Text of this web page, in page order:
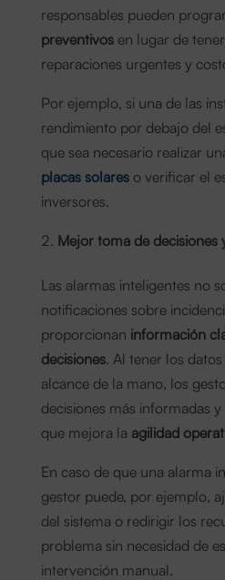
responsables pueden
preventivosen lugar de
reparaciones urgentes y
Por ejemplo, si una de las
rendimiento por debajo del
que sea necesario realizar
placas solareso verificar el
inversores.
Mejor toma de decisiones
Las alarmas inteligentes no
notificaciones sobre
proporcionan información
decisiones. Al tener los
alcance de la mano, los
decisiones más informadas
que mejora la agilidad
En caso de que una alarma
gestor puede, por ejemplo,
del sistema o redirigir los
problema sin necesidad de
intervención manual.